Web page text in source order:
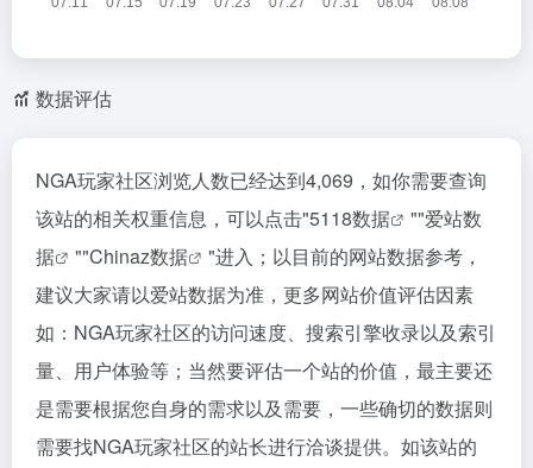
数据评估
NGA玩家社区浏览人数已经达到4,069，如你需要查询
该站的相关权重信息，可以点击"5118数据 ""爱站数
据
""Chinaz数据
"进入；以目前的网站数据参考，
建议大家请以爱站数据为准，更多网站价值评估因素
如：NGA玩家社区的访问速度、搜索引擎收录以及索引
量、用户体验等；当然要评估一个站的价值，最主要还
是需要根据您自身的需求以及需要，一些确切的数据则
需要找NGA玩家社区的站长进行洽谈提供。如该站的